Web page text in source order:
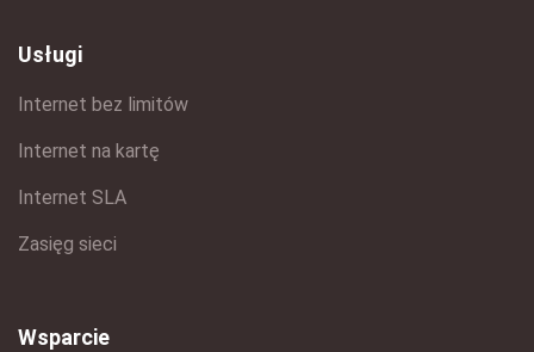
Usługi
Internet bez limitów
Internet na kartę
Internet SLA
Zasięg sieci
Wsparcie